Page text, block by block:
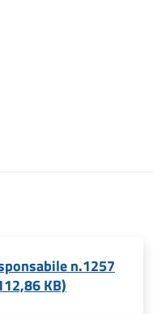
n.1257
KB)